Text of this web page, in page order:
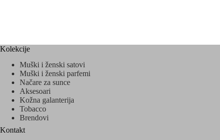
Kolekcije
Muški i ženski satovi
Muški i ženski parfemi
Načare za sunce
Aksesoari
Kožna galanterija
Tobacco
Brendovi
Kontakt